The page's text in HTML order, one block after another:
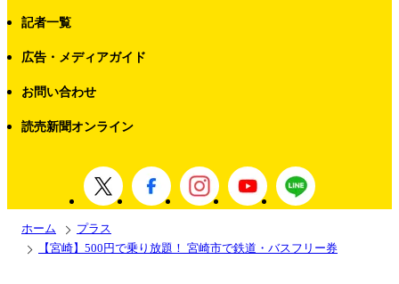
記者一覧
広告・メディアガイド
お問い合わせ
読売新聞オンライン
ホーム
プラス
【宮崎】500円で乗り放題！ 宮崎市で鉄道・バスフリー券